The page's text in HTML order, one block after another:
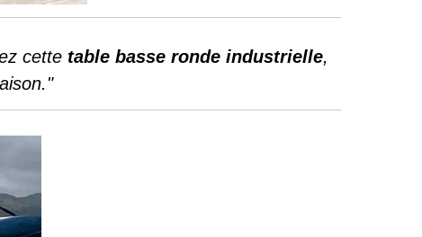
cette table basse ronde industrielle,